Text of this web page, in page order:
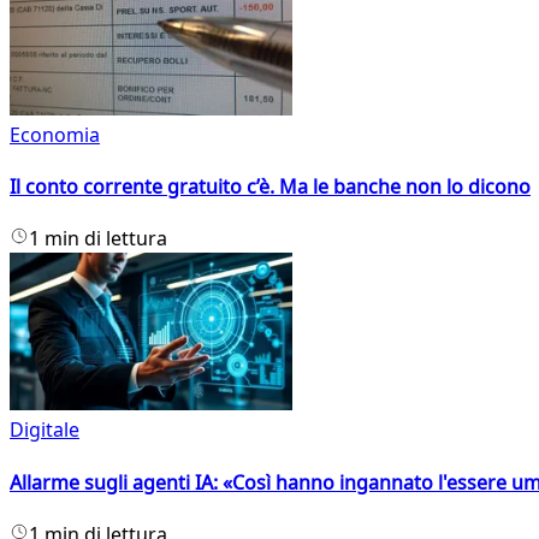
Economia
Il conto corrente gratuito c’è. Ma le banche non lo dicono
1 min di lettura
Digitale
Allarme sugli agenti IA: «Così hanno ingannato l'essere